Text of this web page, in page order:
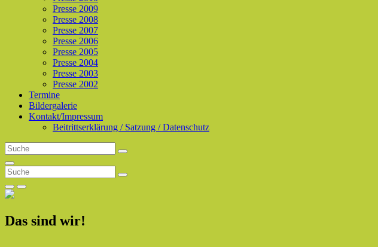
Presse 2009
Presse 2008
Presse 2007
Presse 2006
Presse 2005
Presse 2004
Presse 2003
Presse 2002
Termine
Bildergalerie
Kontakt/Impressum
Beitrittserklärung / Satzung / Datenschutz
Search
for:
Search
Search
Search
for:
Search
Previous
Slide
Next
Das sind wir!